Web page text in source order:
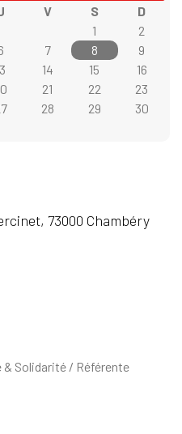
V S
D
1
2
7 8
9
14 15
16
21 22
23
28 29
30
73000 Chambéry
Solidarité / Référente